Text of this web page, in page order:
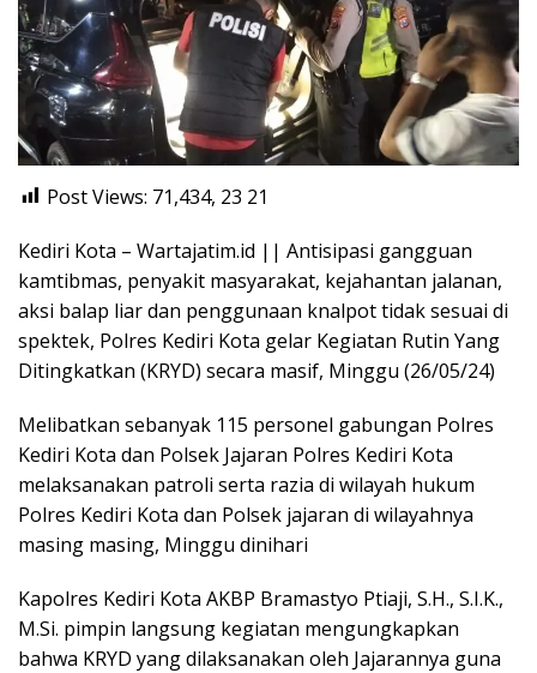
Post Views: 71,434, 23 21
Kediri Kota – Wartajatim.id || Antisipasi gangguan
kamtibmas, penyakit masyarakat, kejahantan jalanan,
aksi balap liar dan penggunaan knalpot tidak sesuai di
spektek, Polres Kediri Kota gelar Kegiatan Rutin Yang
Ditingkatkan (KRYD) secara masif, Minggu (26/05/24)
Melibatkan sebanyak 115 personel gabungan Polres
Kediri Kota dan Polsek Jajaran Polres Kediri Kota
melaksanakan patroli serta razia di wilayah hukum
Polres Kediri Kota dan Polsek jajaran di wilayahnya
masing masing, Minggu dinihari
Kapolres Kediri Kota AKBP Bramastyo Ptiaji, S.H., S.I.K.,
M.Si. pimpin langsung kegiatan mengungkapkan
bahwa KRYD yang dilaksanakan oleh Jajarannya guna